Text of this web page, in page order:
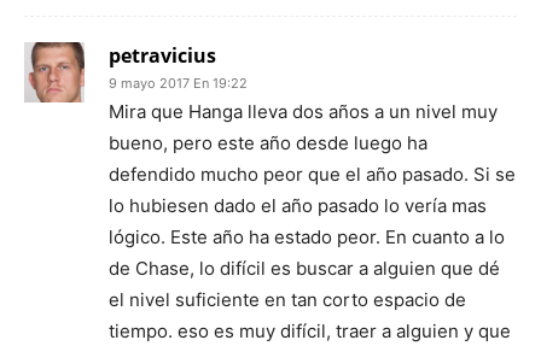
petravicius
9 mayo 2017 En 19:22
Mira que Hanga lleva dos años a un nivel muy
bueno, pero este año desde luego ha
defendido mucho peor que el año pasado. Si se
lo hubiesen dado el año pasado lo vería mas
lógico. Este año ha estado peor. En cuanto a lo
de Chase, lo difícil es buscar a alguien que dé
el nivel suficiente en tan corto espacio de
tiempo. eso es muy difícil, traer a alguien y que